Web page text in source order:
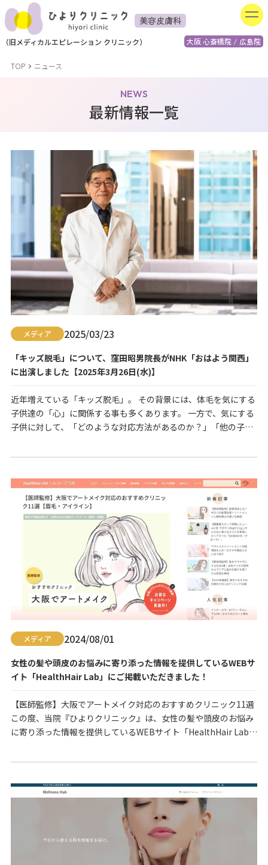
美容皮膚科
大阪 心斎橋院 / 広島院
（旧メディカルエピレーション クリニック）
TOP ニュース
NEWS
最新情報一覧
メディア 2025/03/23
「キッズ脱毛」について、窪田昭男院長がNHK「おはよう関西」
に出演しました【2025年3月26日(水)】
近年増えている「キッズ脱毛」。 その背景には、体毛を気にする
子供達の「心」に関係する事も多くあります。 一方で、気にする
子供に対して、「どのような対応方法があるのか？」「他の子達
す。 是非デリケートな子供のお肌だからこそ、安全で永久脱毛に
供達の「心のケア」に関して、 小児外科専門医…
メディア 2024/08/01
女性の髪や頭皮のお悩みに寄り添った情報を提供しているWEBサ
イト「HealthHair Lab」にご掲載いただきました！
【医師監修】大阪でアートメイク対応のおすすめクリニック11選
この度、当院『ひよりクリニック』は、女性の髪や頭皮のお悩み
に寄り添った情報を提供しているWEBサイト「HealthHair Lab」
ック11選【眉毛・アイライン】」のコーナーでご紹介いただきま
「おすすめのクリニックはどこ…